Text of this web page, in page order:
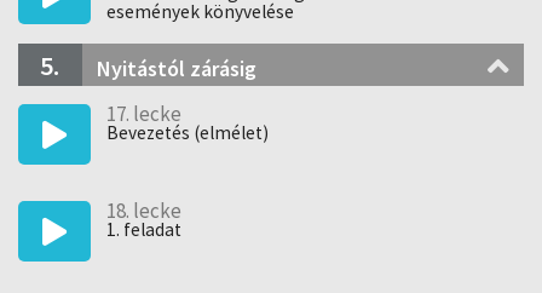
események könyvelése
5. Nyitástól zárásig
17. lecke
Bevezetés (elmélet)
18. lecke
1. feladat